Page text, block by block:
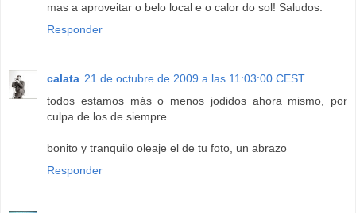
mas a aproveitar o belo local e o calor do sol! Saludos.
Responder
calata 21 de octubre de 2009 a las 11:03:00 CEST
todos estamos más o menos jodidos ahora mismo, por
culpa de los de siempre.
bonito y tranquilo oleaje el de tu foto, un abrazo
Responder